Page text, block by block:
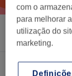
Ordenar por
Um centro que
estudio de
com o
para melhorar
utilização do
marketing.